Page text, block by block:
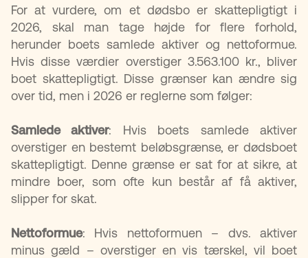
For at vurdere, om et dødsbo er skattepligtigt i
2026, skal man tage højde for flere forhold,
herunder boets samlede aktiver og nettoformue.
Hvis disse værdier overstiger 3.563.100 kr., bliver
boet skattepligtigt. Disse grænser kan ændre sig
over tid, men i 2026 er reglerne som følger:
Samlede aktiver: Hvis boets samlede aktiver
overstiger en bestemt beløbsgrænse, er dødsboet
skattepligtigt. Denne grænse er sat for at sikre, at
mindre boer, som ofte kun består af få aktiver,
slipper for skat.
Nettoformue: Hvis nettoformuen – dvs. aktiver
minus gæld – overstiger en vis tærskel, vil boet